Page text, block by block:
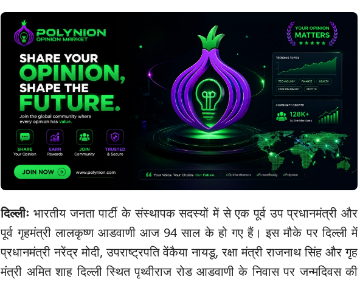
दिल्लीः भारतीय जनता पार्टी के संस्थापक सदस्यों में से एक पूर्व उप प्रधानमंत्री और
पूर्व गृहमंत्री लालकृष्ण आडवाणी आज 94 साल के हो गए हैं। इस मौके पर दिल्ली में
प्रधानमंत्री नरेंद्र मोदी, उपराष्ट्रपति वेंकैया नायडू, रक्षा मंत्री राजनाथ सिंह और गृह
मंत्री अमित शाह दिल्ली स्थित पृथ्वीराज रोड आडवाणी के निवास पर जन्मदिवस की